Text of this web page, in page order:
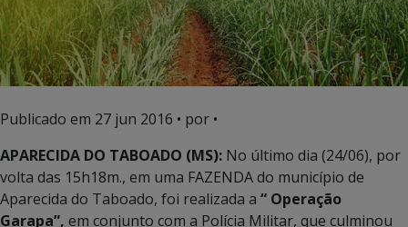
Publicado em 27 jun 2016 • por •
APARECIDA DO TABOADO (MS): No último dia (24/06), por
volta das 15h18m., em uma FAZENDA do município de
Aparecida do Taboado, foi realizada a “ Operação
Garapa”, em conjunto com a Polícia Militar, que culminou